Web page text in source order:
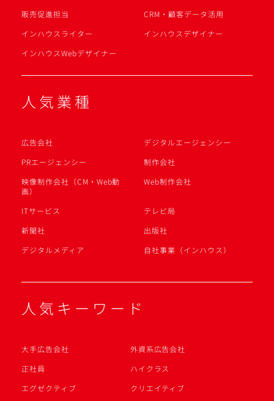
販売促進担当
CRM・顧客データ活用
インハウスライター
インハウスデザイナー
インハウスWebデザイナー
人気業種
広告会社
デジタルエージェンシー
PRエージェンシー
制作会社
映像制作会社（CM・Web動
画）
Web制作会社
ITサービス
テレビ局
新聞社
出版社
デジタルメディア
自社事業（インハウス）
人気キーワード
大手広告会社
外資系広告会社
正社員
ハイクラス
エグゼクティブ
クリエイティブ